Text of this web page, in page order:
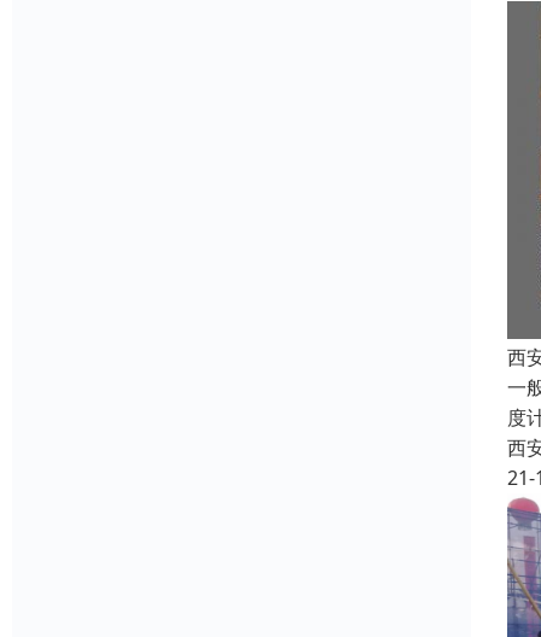
西
一
度
西
21-